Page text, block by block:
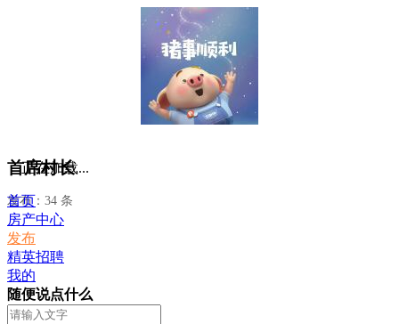
首席村长
发布：34 条
正在加载...
首页
房产中心
发布
精英招聘
我的
随便说点什么